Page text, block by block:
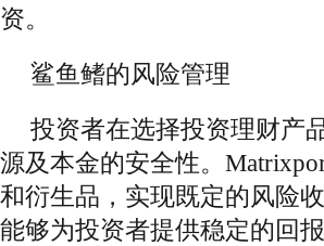
资。
鲨鱼鳍的风险管理
投资者在选择投资理财产
源及本金的安全性。
和衍生品，实现既定的风险
能够为投资者提供稳定的回报